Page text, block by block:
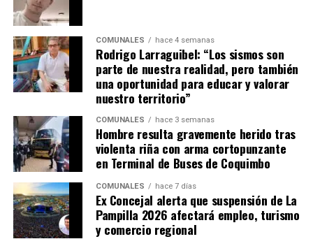
COMUNALES hace 4 semanas
Rodrigo Larraguibel: “Los sismos son
parte de nuestra realidad, pero también
una oportunidad para educar y valorar
nuestro territorio”
COMUNALES hace 3 semanas
Hombre resulta gravemente herido tras
violenta riña con arma cortopunzante
en Terminal de Buses de Coquimbo
COMUNALES hace 7 días
Ex Concejal alerta que suspensión de La
Pampilla 2026 afectará empleo, turismo
y comercio regional